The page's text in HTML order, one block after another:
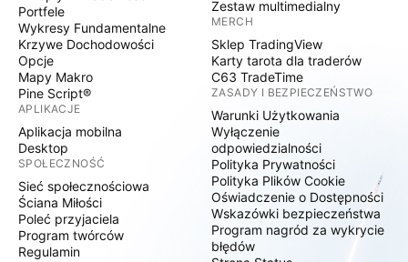
Portfele
Wykresy Fundamentalne
Krzywe Dochodowości
Opcje
Mapy Makro
Pine Script®
APLIKACJE
Aplikacja mobilna
Desktop
SPOŁECZNOŚĆ
Sieć społecznościowa
Ściana Miłości
Poleć przyjaciela
Program twórców
Regulamin
Zestaw multimedialny
MERCH
Sklep TradingView
Karty tarota dla traderów
C63 TradeTime
ZASADY I BEZPIECZEŃSTWO
Warunki Użytkowania
Wyłączenie
odpowiedzialności
Polityka Prywatności
Polityka Plików Cookie
Oświadczenie o Dostępności
Wskazówki bezpieczeństwa
Program nagród za wykrycie
błędów